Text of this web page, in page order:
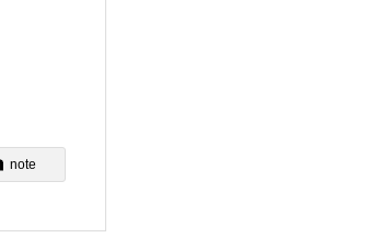
note